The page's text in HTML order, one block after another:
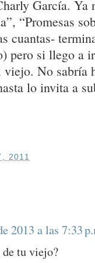
García. Ya
“Promesas
cuantas-
pero si llego a
viejo. No sabría
lo invita a
2011
2013 a las 7:33
tu viejo?